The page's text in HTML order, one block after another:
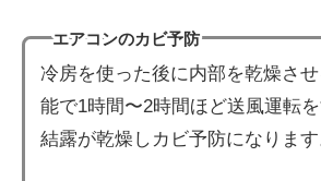
エアコンのカビ予防
冷房を使った後に内部を乾燥さ
能で1時間〜2時間ほど送風運転
結露が乾燥しカビ予防になります